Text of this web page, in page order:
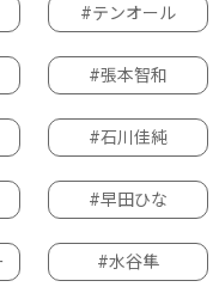
#テンオール
#張本智和
#石川佳純
#早田ひな
#水谷隼